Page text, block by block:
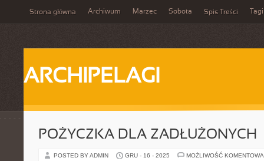
Strona główna Archiwum Marzec Sobota Spis Treści Tagi
ARCHIPELAGI
POŻYCZKA DLA ZADŁUŻONYCH
POSTED BY ADMIN GRU - 16 - 2025 MOŻLIWOŚĆ